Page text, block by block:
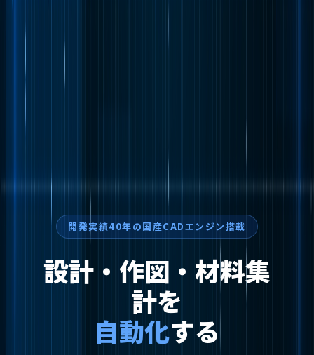
開発実績40年の国産CADエンジン搭載
設計・作図・材料集
計を
自動化する